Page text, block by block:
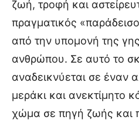
ζωή, τροφή και
πραγματικός
από την υπομονή της
ανθρώπου. Σε αυτό το
αναδεικνύεται σε έναν
μεράκι και ανεκτίμητο
χώμα σε πηγή ζωής και